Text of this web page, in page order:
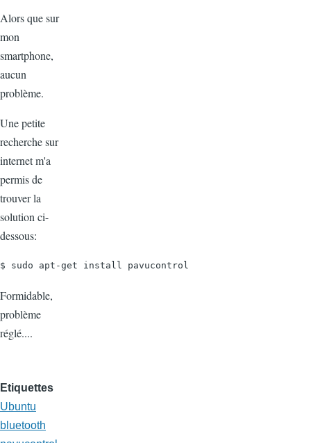
Alors que sur
mon
smartphone,
aucun
problème.
Une petite
recherche sur
internet m'a
permis de
trouver la
solution ci-
dessous:
$ sudo apt-get install pavucontrol
Formidable,
problème
réglé....
Etiquettes
Ubuntu
bluetooth